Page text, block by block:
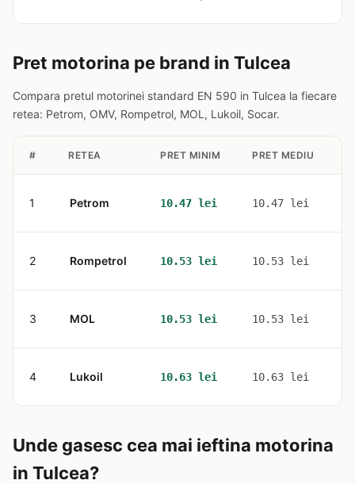
Pret motorina pe brand in Tulcea
Compara pretul motorinei standard EN 590 in Tulcea la fiecare
retea: Petrom, OMV, Rompetrol, MOL, Lukoil, Socar.
# RETEA PRET MINIM PRET MEDIU
1 Petrom 10.47 lei 10.47 lei
2 Rompetrol 10.53 lei 10.53 lei
3 MOL 10.53 lei 10.53 lei
4 Lukoil 10.63 lei 10.63 lei
Unde gasesc cea mai ieftina motorina
in Tulcea?